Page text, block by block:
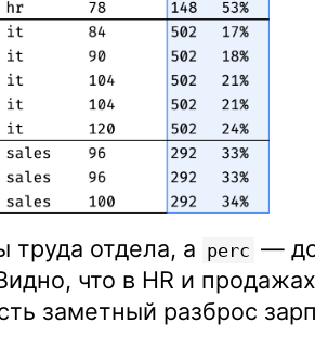
труда отдела, а perc —
что в HR и
заметный разброс